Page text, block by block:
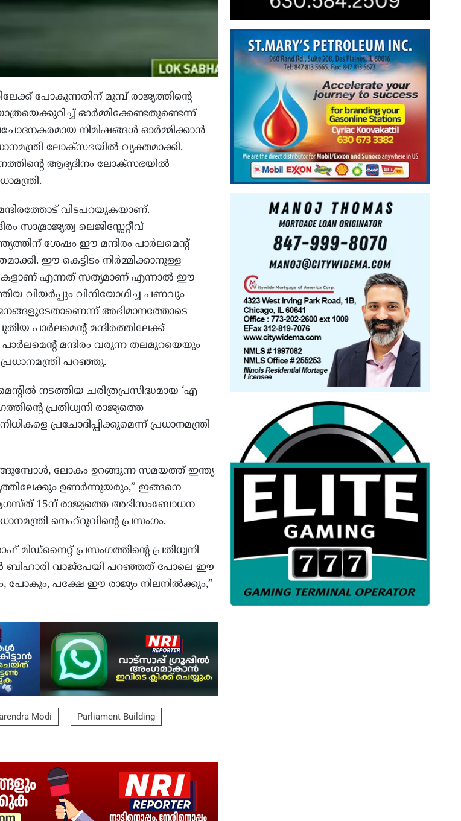
പോകുന്നതിന് മുമ്പ് രാജ്യത്തിന്റെ
ഓര്‍മ്മിക്കേണ്ടതുണ്ടെന്ന്
പ്രചോദനകരമായ നിമിഷങ്ങള്‍ ഓര്‍മ്മിക്കാന്‍
ലോക്‌സഭയില്‍ വ്യക്തമാക്കി.
ആദ്യദിനം ലോക്‌സഭയില്‍
വിടപറയുകയാണ്.
സാമ്രാജ്യത്വ ലെജിസ്ലേറ്റീവ്
ശേഷം ഈ മന്ദിരം പാര്‍ലമെന്റ്
ഈ കെട്ടിടം നിര്‍മ്മിക്കാനുള്ള
എന്നത് സത്യമാണ് എന്നാല്‍ ഈ
വിയര്‍പ്പും വിനിയോഗിച്ച പണവും
അഭിമാനത്തോടെ
പാര്‍ലമെന്റ് മന്ദിരത്തിലേക്ക്
മന്ദിരം വരുന്ന തലമുറയെയും
പ്രധാനമന്ത്രി പറഞ്ഞു.
നടത്തിയ ചരിത്രപ്രസിദ്ധമായ ‘എ
പ്രതിധ്വനി രാജ്യത്തെ
പ്രചോദിപ്പിക്കുമെന്ന് പ്രധാനമന്ത്രി
ലോകം ഉറങ്ങുന്ന സമയത്ത് ഇന്ത്യ
ഉണര്‍ന്നുയരും,” ഇങ്ങനെ
15ന് രാജ്യത്തെ അഭിസംബോധന
നെഹ്റുവിന്റെ പ്രസംഗം.
മിഡ്നൈറ്റ് പ്രസംഗത്തിന്റെ പ്രതിധ്വനി
ബിഹാരി വാജ്പേയി പറഞ്ഞത് പോലെ ഈ
പക്ഷേ ഈ രാജ്യം നിലനില്‍ക്കും,”
Modi Parliament Building